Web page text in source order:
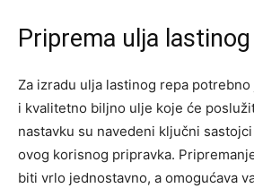
Priprema ulja
Za izradu ulja lastinog repa
i kvalitetno biljno ulje koje će
nastavku su navedeni ključni
ovog korisnog pripravka.
biti vrlo jednostavno, a omogućava